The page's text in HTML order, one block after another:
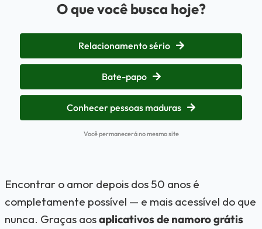
O que você busca hoje?
Relacionamento sério
Bate-papo
Conhecer pessoas maduras
Você permanecerá no mesmo site
Encontrar o amor depois dos 50 anos é
completamente possível — e mais acessível do que
nunca. Graças aosaplicativos de namoro grátis